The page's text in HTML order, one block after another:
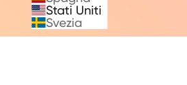
Stati Uniti
Svezia